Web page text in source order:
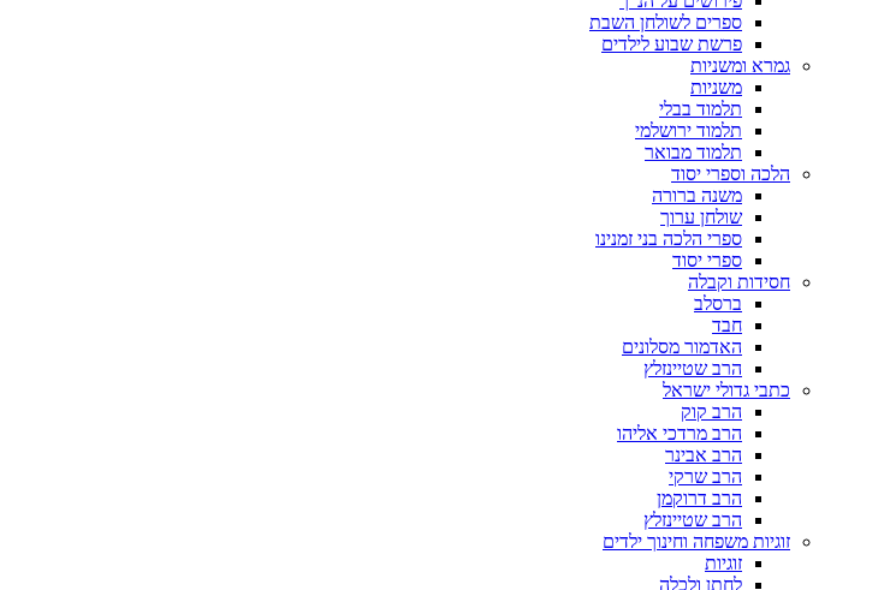
ספרים לשולחן השבת
פרשת שבוע לילדים
גמרא ומשניות
משניות
תלמוד בבלי
תלמוד ירושלמי
תלמוד מבואר
הלכה וספרי יסוד
משנה ברורה
שולחן ערוך
ספרי הלכה בני זמנינו
ספרי יסוד
חסידות וקבלה
ברסלב
חבד
האדמור מסלונים
הרב שטיינזלץ
כתבי גדולי ישראל
הרב קוק
הרב מרדכי אליהו
הרב אבינר
הרב שרקי
הרב דרוקמן
הרב שטיינזלץ
זוגיות משפחה וחינוך ילדים
זוגיות
לחתן ולכלה